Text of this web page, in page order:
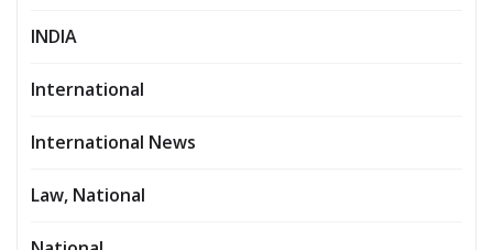
INDIA
International
International News
Law, National